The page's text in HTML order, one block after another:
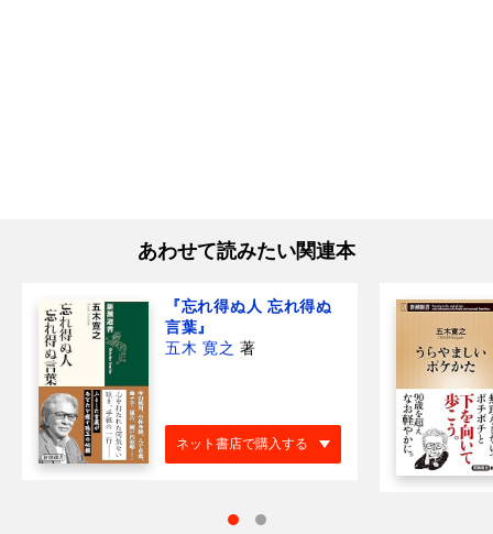
あわせて読みたい関連本
『忘れ得ぬ人 忘れ得ぬ
言葉』
五木 寛之 著
ネット書店で購入する